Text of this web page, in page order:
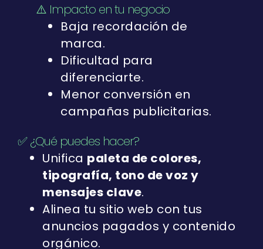
⚠️ Impacto en tu negocio
Baja recordación de
marca.
Dificultad para
diferenciarte.
Menor conversión en
campañas publicitarias.
✅ ¿Qué puedes hacer?
Unifica paleta de colores,
tipografía, tono de voz y
mensajes clave.
Alinea tu sitio web con tus
anuncios pagados y contenido
orgánico.